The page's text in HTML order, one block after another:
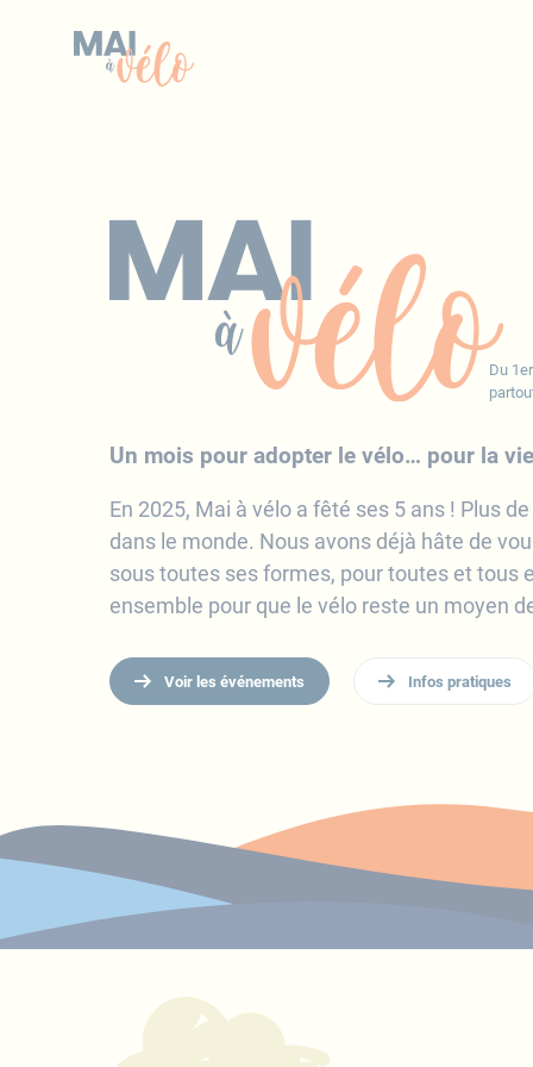
Du
Un mois pour adopter le vélo… pour la vie
En 2025, Mai à vélo a fêté ses 5 ans ! Plus
dans le monde. Nous avons déjà hâte de
sous toutes ses formes, pour toutes et tous
ensemble pour que le vélo reste un moyen
Voir les événements Infos pratiques